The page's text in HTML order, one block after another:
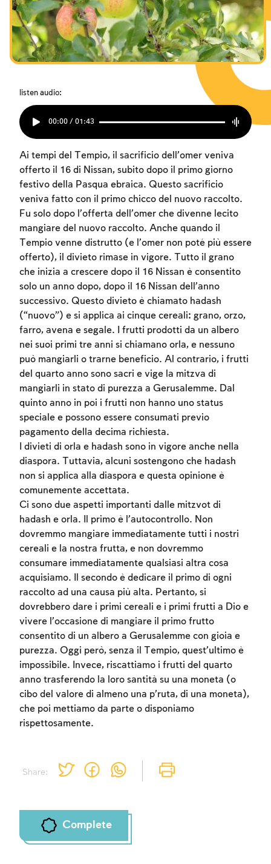
I digiuni commemorativi della distruzione del Tempio
Hanukkah
Purìm
I digiuni commemorativi della distruzione del Tempio
Hanukkah
Purìm
listen audio:
00:00 / 01:43
Share:
Ai tempi del Tempio, il sacrificio dell’omer veniva
offerto il 16 di Nissan, subito dopo il primo giorno
festivo della Pasqua ebraica. Questo sacrificio
veniva fatto con il primo chicco del nuovo raccolto.
Fu solo dopo l’offerta dell’omer che divenne lecito
mangiare del nuovo raccolto. Anche quando il
Tempio venne distrutto (e l’omer non poté più essere
offerto), il divieto rimase in vigore. Tutto il grano
che inizia a crescere dopo il 16 Nissan è consentito
solo un anno dopo, dopo il 16 Nissan dell’anno
successivo. Questo divieto è chiamato hadash
(“nuovo”) e si applica ai cinque cereali: grano, orzo,
farro, avena e segale. I frutti prodotti da un albero
nei suoi primi tre anni si chiamano orla, e nessuno
può mangiarli o trarne beneficio. Al contrario, i frutti
del quarto anno sono sacri e vige la mitzva di
mangiarli in stato di purezza a Gerusalemme. Dal
quinto anno in poi i frutti non hanno uno status
speciale e possono essere consumati previo
pagamento della decima richiesta.
I divieti di orla e hadash sono in vigore anche nella
diaspora. Tuttavia, alcuni sostengono che hadash
non si applica alla diaspora e questa opinione è
comunemente accettata.
Ci sono due aspetti importanti dalle mitzvot di
hadash e orla. Il primo è l’autocontrollo. Non
dovremmo mangiare immediatamente tutti i nostri
cereali e la nostra frutta, e non dovremmo
consumare immediatamente qualsiasi altra cosa
acquisiamo. Il secondo è dedicare il primo di ogni
raccolto ad una causa più alta. Pertanto, si
dovrebbero dare i primi cereali e i primi frutti a Dio e
vivere l’occasione di mangiare il primo frutto
consentito di un albero a Gerusalemme con gioia e
purezza. Oggi però, senza il Tempio, quest’ultimo è
impossibile. Invece, riscattiamo i frutti del quarto
anno trasferendo la loro santità su una moneta (o
cibo del valore di almeno una p’ruta, di una moneta),
che poi mettiamo da parte o disponiamo
rispettosamente.
Complete
I digiuni commemorativi della distruzione del Tempio
Hanukkah
Purìm